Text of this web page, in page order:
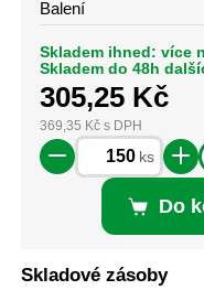
Balení
Skladem ihned: více
Skladem do 48h
305,25 Kč
369,35 Kčs DPH
ks
Do
Skladové zásoby